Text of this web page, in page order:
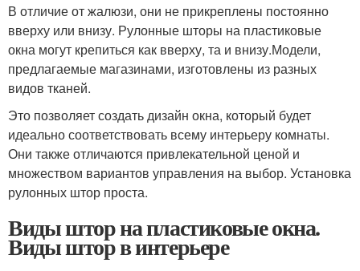
В отличие от жалюзи, они не прикреплены постоянно
вверху или внизу. Рулонные шторы на пластиковые
окна могут крепиться как вверху, та и внизу.Модели,
предлагаемые магазинами, изготовлены из разных
видов тканей.
Это позволяет создать дизайн окна, который будет
идеально соответствовать всему интерьеру комнаты.
Они также отличаются привлекательной ценой и
множеством вариантов управления на выбор. Установка
рулонных штор проста.
Виды штор на пластиковые окна.
Виды штор в интерьере